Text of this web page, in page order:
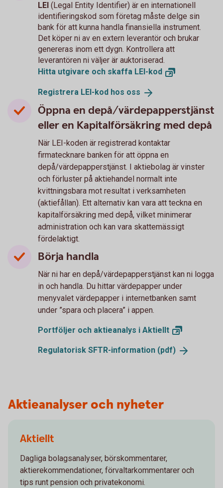
LEI (Legal Entity Identifier) är en internationell
identifieringskod som företag måste delge sin
bank för att kunna handla finansiella instrument.
Det köper ni av en extern leverantör och brukar
genereras inom ett dygn. Kontrollera att
leverantören ni väljer är auktoriserad.
Hitta utgivare och skaffa LEI-kod
Registrera LEI-kod hos oss
Öppna en depå/värdepapperstjänst
eller en Kapitalförsäkring med depå
När LEI-koden är registrerad kontaktar
firmatecknare banken för att öppna en
depå/värdepapperstjänst. I aktiebolag är vinster
och förluster på aktiehandel normalt inte
kvittningsbara mot resultat i verksamheten
(aktiefållan). Ett alternativ kan vara att teckna en
kapitalförsäkring med depå, vilket minimerar
administration och kan vara skattemässigt
fördelaktigt.
Börja handla
När ni har en depå/värdepapperstjänst kan ni logga
in och handla. Du hittar värdepapper under
menyvalet värdepapper i internetbanken samt
under ”spara och placera” i appen.
Portföljer och aktieanalys i Aktiellt
Regulatorisk SFTR-information (pdf)
Aktieanalyser och nyheter
Aktiellt
Dagliga bolagsanalyser, börskommentarer,
aktierekommendationer, förvaltarkommentarer och
tips runt pension och privatekonomi.